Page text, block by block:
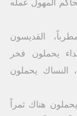
المهول عمله
القديسون
يحملون فخر
النساك يحملون
هناك ثمراً